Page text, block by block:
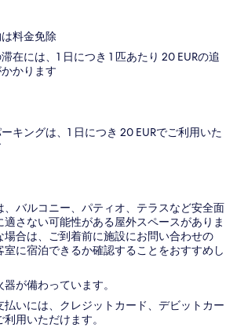
料金免除
在には、1 日につき 1 匹あたり 20 EURの追
かります
キングは、1 日につき 20 EURでご利用いた
、バルコニー、パティオ、テラスなど安全面
適さない可能性がある屋外スペースがありま
場合は、ご到着前に施設にお問い合わせの
室に宿泊できるか確認することをおすすめし
が備わっています。
払いには、クレジットカード、デビットカー
利用いただけます。